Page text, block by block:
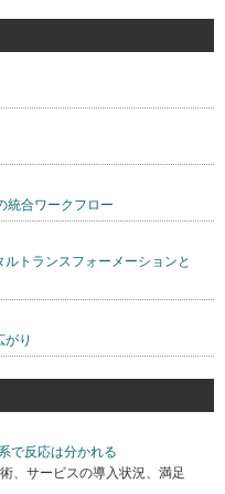
統合ワークフロー
トランスフォーメーションと
り
で反応は分かれる
、サービスの導入状況、満足